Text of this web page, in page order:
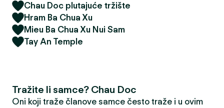
Chau Doc plutajuće tržište
Hram Ba Chua Xu
Mieu Ba Chua Xu Nui Sam
Tay An Temple
Tražite li samce? Chau Doc
Oni koji traže članove samce često traže i u ovim